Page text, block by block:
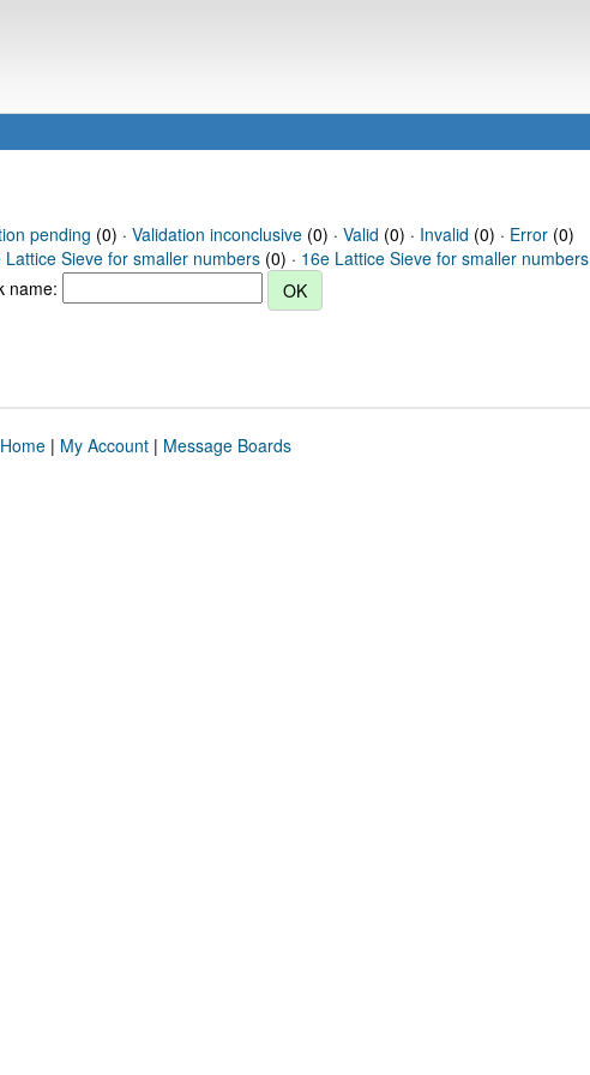
pending (0) · Validation inconclusive(0) · Valid (0) · Invalid (0) · Error(0)
Lattice Sieve for smaller numbers (0) · 16e Lattice Sieve for smaller numbers
name:
Home| My Account| Message Boards